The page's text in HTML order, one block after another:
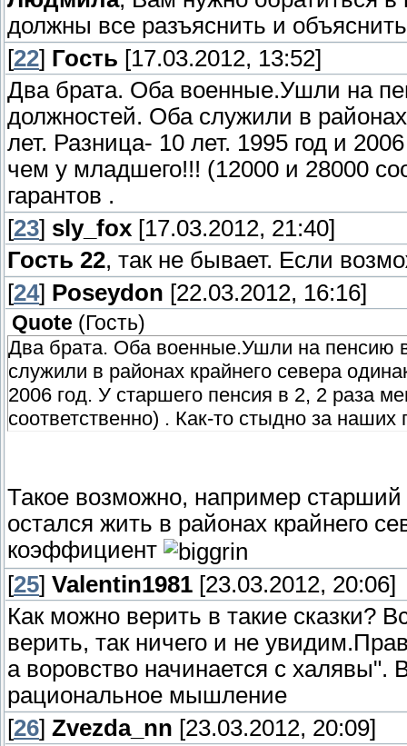
должны все разъяснить и
[22] Гость [17.03.2012, 13:52]
Два брата. Оба военные.Ушли на
должностей. Оба служили в
лет. Разница- 10 лет. 1995 год и
чем у младшего!!! (12000 и 28000
гарантов .
[23] sly_fox [17.03.2012, 21:40]
Гость 22, так не бывает. Если
[24] Poseydon [22.03.2012, 16:16]
Quote ( Гость)
Два брата. Оба военные.Ушли на пенсию
служили в районах крайнего севера
2006 год. У старшего пенсия в 2, 2 раза
соответственно) . Как-то стыдно за наших
Такое возможно, например
остался жить в районах крайнего
коэффициент
[25] Valentin1981 [23.03.2012, 20:06]
Как можно верить в такие сказки?
верить, так ничего и не
а воровство начинается с халявы".
рациональное мышление
[26] Zvezda_nn [23.03.2012, 20:09]